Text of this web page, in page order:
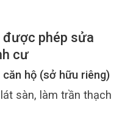
phép sửa
cư
hộ (sở hữu riêng)
sàn, làm trần thạch